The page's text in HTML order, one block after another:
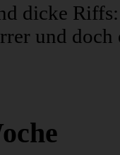
dicke
und doch